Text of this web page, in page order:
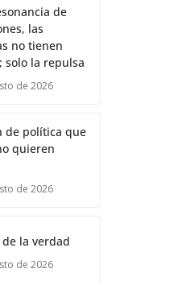
de
las
no tienen
solo la repulsa
de 2026
de política que
quieren
de 2026
la verdad
de 2026